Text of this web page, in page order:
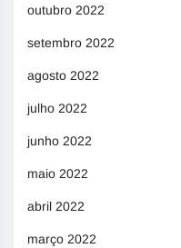
outubro 2022
setembro 2022
agosto 2022
julho 2022
junho 2022
maio 2022
abril 2022
março 2022